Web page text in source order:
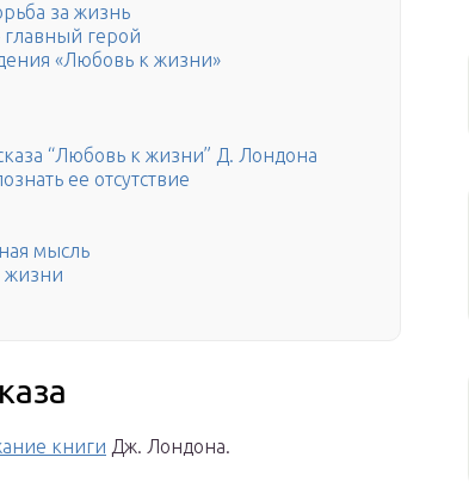
за жизнь
герой
«Любовь к жизни»
“Любовь к жизни” Д. Лондона
ее отсутствие
мысль
жизни
книги Дж. Лондона.